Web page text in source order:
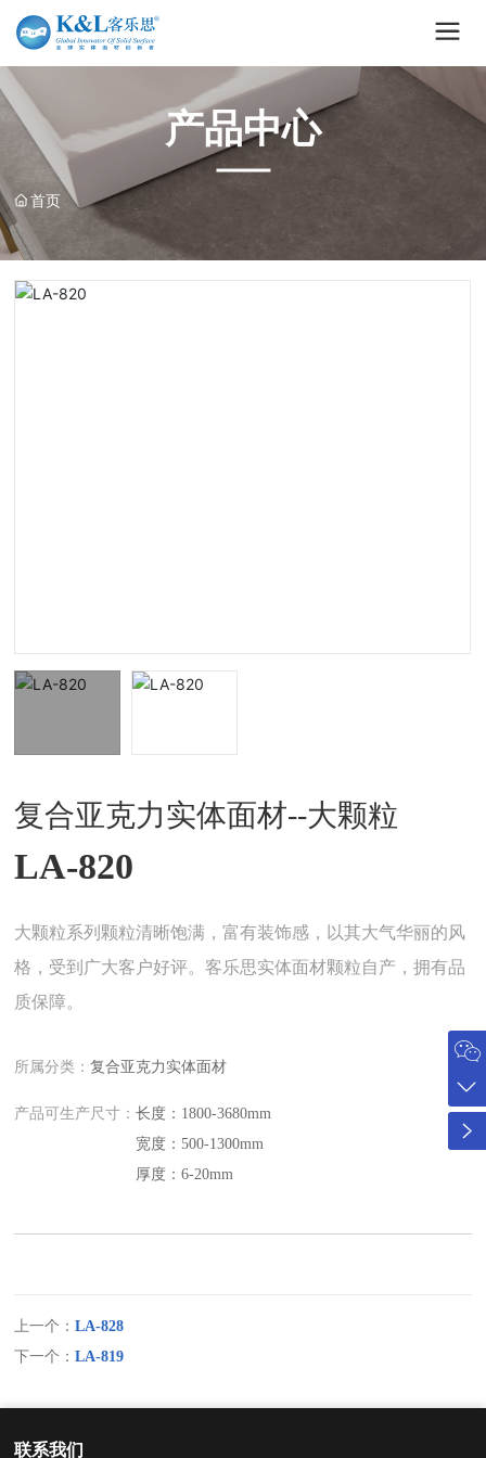
产品中心
首页
复合亚克力实体面材--大颗粒
LA-820
大颗粒系列颗粒清晰饱满，富有装饰感，以其大气华丽的风
格，受到广大客户好评。客乐思实体面材颗粒自产，拥有品
质保障。
所属分类：复合亚克力实体面材
产品可生产尺寸：长度：1800-3680mm
宽度：500-1300mm
厚度：6-20mm
上一个：LA-828
下一个：LA-819
联系我们